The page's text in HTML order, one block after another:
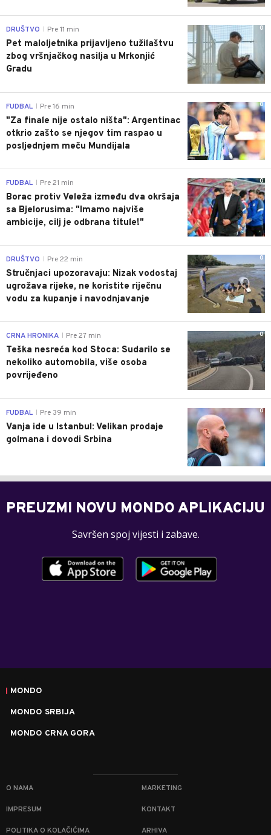
0
DRUŠTVO Pre 11 min
Pet maloljetnika prijavljeno tužilaštvu
zbog vršnjačkog nasilja u Mrkonjić
Gradu
0
FUDBAL Pre 16 min
"Za finale nije ostalo ništa": Argentinac
otkrio zašto se njegov tim raspao u
posljednjem meču Mundijala
0
FUDBAL Pre 21 min
Borac protiv Veleža između dva okršaja
sa Bjelorusima: "Imamo najviše
ambicije, cilj je odbrana titule!"
0
DRUŠTVO Pre 22 min
Stručnjaci upozoravaju: Nizak vodostaj
ugrožava rijeke, ne koristite riječnu
vodu za kupanje i navodnjavanje
0
CRNA HRONIKA Pre 27 min
Teška nesreća kod Stoca: Sudarilo se
nekoliko automobila, više osoba
povrijeđeno
0
FUDBAL Pre 39 min
Vanja ide u Istanbul: Velikan prodaje
golmana i dovodi Srbina
PREUZMI NOVU MONDO APLIKACIJU
Savršen spoj vijesti i zabave.
MONDO
MONDO SRBIJA
MONDO CRNA GORA
O NAMA MARKETING
IMPRESUM KONTAKT
POLITIKA O KOLAČIĆIMA ARHIVA